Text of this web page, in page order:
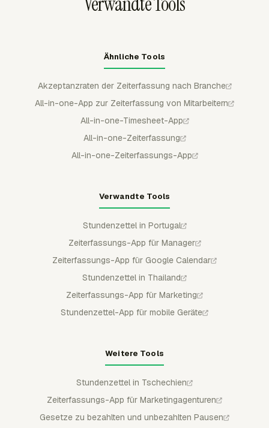
Ähnliche Tools
Akzeptanzraten der Zeiterfassung nach Branche
All-in-one-App zur Zeiterfassung von Mitarbeitern
All-in-one-Timesheet-App
All-in-one-Zeiterfassung
All-in-one-Zeiterfassungs-App
Verwandte Tools
Stundenzettel in Portugal
Zeiterfassungs-App für Manager
Zeiterfassungs-App für Google Calendar
Stundenzettel in Thailand
Zeiterfassungs-App für Marketing
Stundenzettel-App für mobile Geräte
Weitere Tools
Stundenzettel in Tschechien
Zeiterfassungs-App für Marketingagenturen
Gesetze zu bezahlten und unbezahlten Pausen